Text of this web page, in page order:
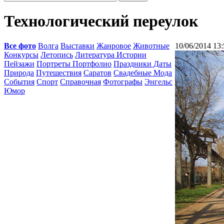
Технологический переулок
Все фото Волга Выставки Жанровое Животные
Конкурсы Летопись Литература Истории
Пейзажи Портреты Портфолио Праздники Даты
Природа Путешествия Саратов Свадебные Мода
События Спорт Справочная Фотографы Энгельс
Юмор
10/06/2014